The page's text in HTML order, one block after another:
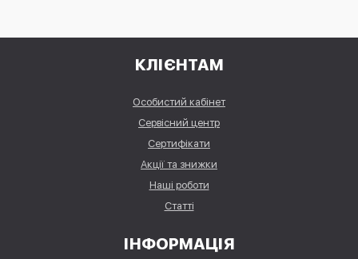
КЛІЄНТАМ
Особистий кабінет
Сервісний центр
Сертифікати
Акції та знижки
Наші роботи
Статті
ІНФОРМАЦІЯ